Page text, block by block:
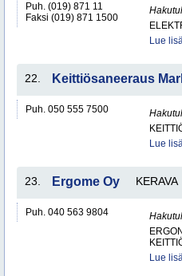
Puh. (019) 871 11
Faksi (019) 871 1500
Lue
22. Keittiösaneeraus
Puh. 050 555 7500
Lue
23. Ergome Oy KERAVA
Puh. 040 563 9804
Lue